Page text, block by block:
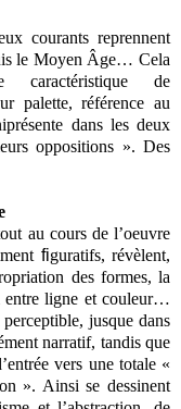
courants reprennent
le Moyen Âge… Cela
de
palette, référence au
dans les deux
oppositions ». Des
au cours de l’oeuvre
figuratifs, révèlent,
des formes, la
entre ligne et couleur…
jusque dans
narratif, tandis que
vers une totale «
». Ainsi se dessinent